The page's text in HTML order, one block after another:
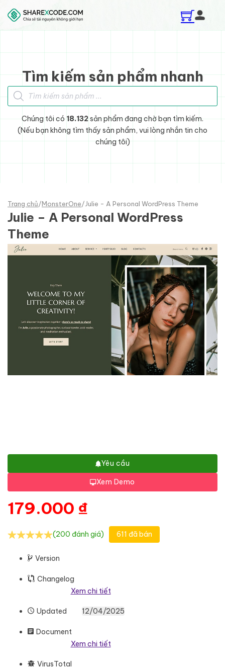
Skip to main content
Skip to footer
Tìm kiếm sản phẩm nhanh
Tìm kiếm sản phẩm
Chúng tôi có 18.132sản phẩm đang chờ bạn tìm kiếm.
(Nếu bạn không tìm thấy sản phẩm, vui lòng nhắn tin cho
chúng tôi)
Trang chủ/MonsterOne/Julie - A Personal WordPress Theme
Julie – A Personal WordPress
Theme
Yêu cầu
Xem Demo
179.000 ₫
(200 đánh giá) 611 đã bán
Version
Changelog
Xem chi tiết
Updated 12/04/2025
Document
Xem chi tiết
VirusTotal